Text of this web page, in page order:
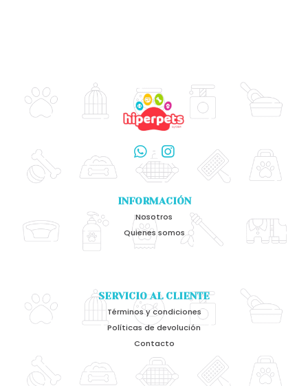
INFORMACIÓN
Nosotros
Quienes somos
SERVICIO AL CLIENTE
Términos y condiciones
Políticas de devolución
Contacto